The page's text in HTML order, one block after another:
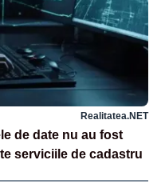
Realitatea.NET
de date nu au fost
serviciile de cadastru